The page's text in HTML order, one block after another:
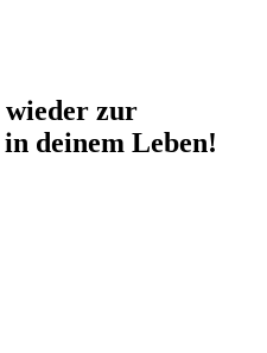
wieder zur
deinem Leben!